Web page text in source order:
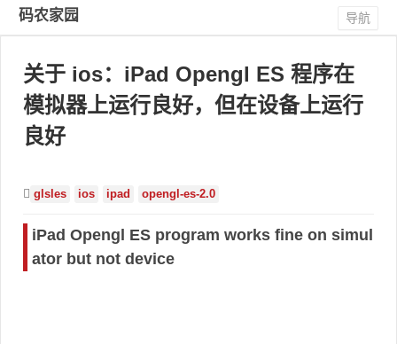
码农家园 导航
关于 ios：iPad Opengl ES 程序在
模拟器上运行良好，但在设备上运行
良好
glsles ios ipad opengl-es-2.0
iPad Opengl ES program works fine on simul
ator but not device